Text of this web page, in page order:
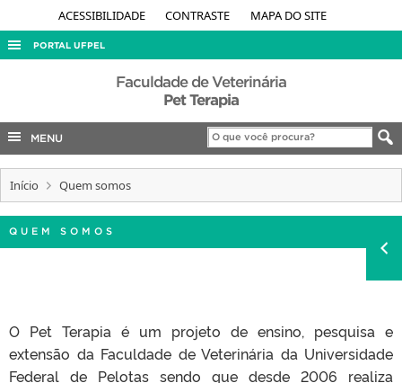
ACESSIBILIDADE CONTRASTE MAPA DO SITE
PORTAL UFPEL
ACESSO À INFORMAÇÃO
COBALTO
CONCURSOS
INTERNACIONAL
Faculdade de Veterinária
Pet Terapia
MENU
Início Quem somos
QUEM SOMOS
O Pet Terapia é um projeto de ensino, pesquisa e
extensão da Faculdade de Veterinária da Universidade
Federal de Pelotas sendo que desde 2006 realiza